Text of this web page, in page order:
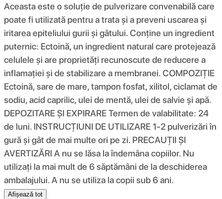
Aceasta este o soluție de pulverizare convenabilă care
poate fi utilizată pentru a trata și a preveni uscarea și
iritarea epiteliului gurii și gâtului. Conține un ingredient
puternic: Ectoină, un ingredient natural care protejează
celulele și are proprietăți recunoscute de reducere a
inflamației și de stabilizare a membranei. COMPOZIŢIE
Ectoină, sare de mare, tampon fosfat, xilitol, ciclamat de
sodiu, acid caprilic, ulei de mentă, ulei de salvie și apă.
DEPOZITARE ȘI EXPIRARE Termen de valabilitate: 24
de luni. INSTRUCȚIUNI DE UTILIZARE 1-2 pulverizări în
gură și gât de mai multe ori pe zi. PRECAUȚII ȘI
AVERTIZĂRI A nu se lăsa la îndemâna copiilor. Nu
utilizați la mai mult de 6 săptămâni de la deschiderea
ambalajului. A nu se utiliza la copii sub 6 ani.
Afișează tot